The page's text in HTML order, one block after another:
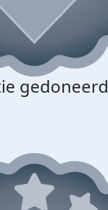
gedoneerd